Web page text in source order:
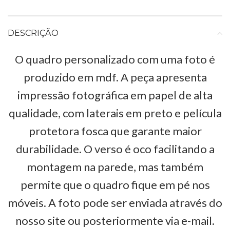
DESCRIÇÃO
O quadro personalizado com uma foto é
produzido em mdf. A peça apresenta
impressão fotográfica em papel de alta
qualidade, com laterais em preto e película
protetora fosca que garante maior
durabilidade. O verso é oco facilitando a
montagem na parede, mas também
permite que o quadro fique em pé nos
móveis. A foto pode ser enviada através do
nosso site ou posteriormente via e-mail.